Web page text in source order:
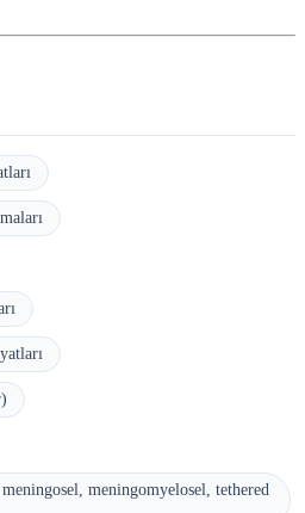
meningomyelosel, tethered